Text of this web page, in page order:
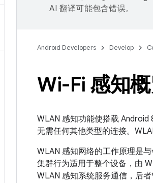
AI 翻译可能包含错误。
Android Developers Develop
Wi-Fi 感知
WLAN 感知功能使搭载
无需任何其他类型的连接。
WLAN 感知网络的工作原理是
集群行为适用于整个设备，由
WLAN 感知系统服务通信，后